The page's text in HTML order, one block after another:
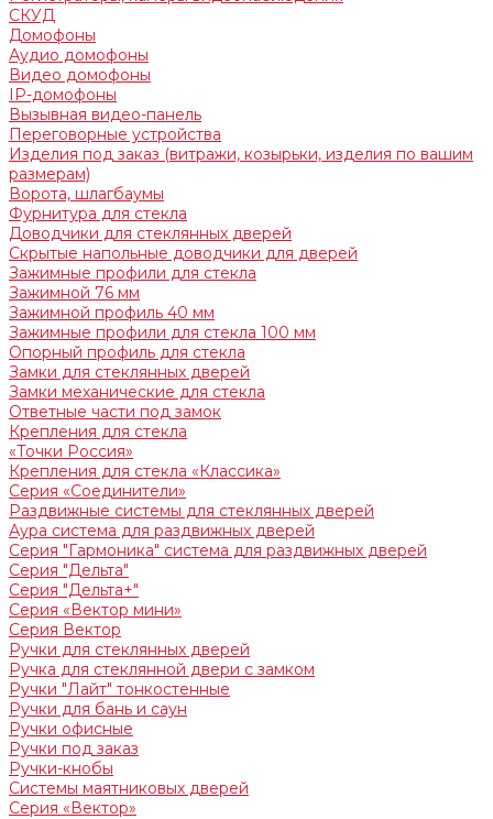
СКУД
Домофоны
Аудио домофоны
Видео домофоны
IP-домофоны
Вызывная видео-панель
Переговорные устройства
Изделия под заказ (витражи, козырьки, изделия по вашим
размерам)
Ворота, шлагбаумы
Фурнитура для стекла
Доводчики для стеклянных дверей
Скрытые напольные доводчики для дверей
Зажимные профили для стекла
Зажимной 76 мм
Зажимной профиль 40 мм
Зажимные профили для стекла 100 мм
Опорный профиль для стекла
Замки для стеклянных дверей
Замки механические для стекла
Ответные части под замок
Крепления для стекла
«Точки Россия»
Крепления для стекла «Классика»
Серия «Соединители»
Раздвижные системы для стеклянных дверей
Аура система для раздвижных дверей
Серия "Гармоника" система для раздвижных дверей
Серия "Дельта"
Серия "Дельта+"
Серия «Вектор мини»
Серия Вектор
Ручки для стеклянных дверей
Ручка для стеклянной двери с замком
Ручки "Лайт" тонкостенные
Ручки для бань и саун
Ручки офисные
Ручки под заказ
Ручки-кнобы
Системы маятниковых дверей
Серия «Вектор»